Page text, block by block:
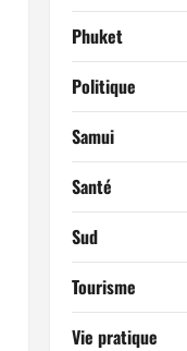
Phuket
Politique
Samui
Santé
Sud
Tourisme
Vie pratique